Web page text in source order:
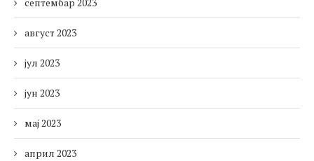
септембар 2023
август 2023
јул 2023
јун 2023
мај 2023
април 2023